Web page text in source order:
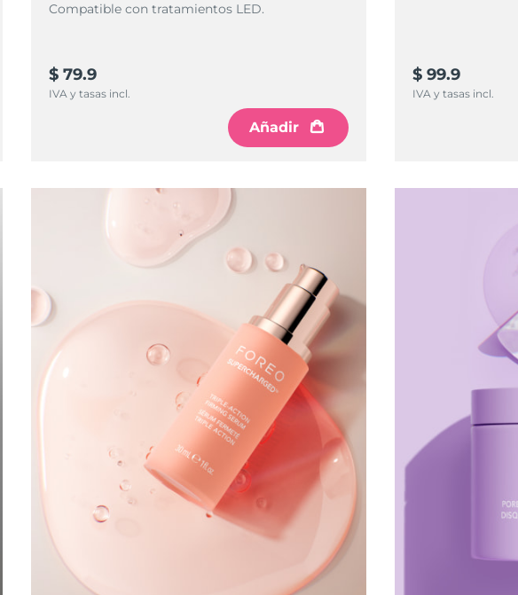
Compatible con tratamientos LED.
$ 79.9
IVA y tasas incl.
Añadir
$ 99.9
IVA y tasas incl.